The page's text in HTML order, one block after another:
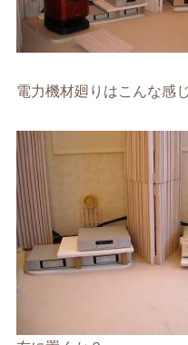
電力機材廻りはこんな感